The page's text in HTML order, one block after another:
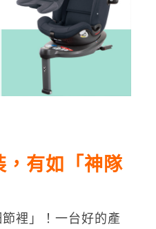
，有如「神隊
裡」！一台好的產